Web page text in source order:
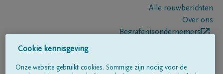
Alle rouwberichten
Over ons
Begrafenisondernemers
Cookie kennisgeving
Onze website gebruikt cookies. Sommige zijn nodig voor de